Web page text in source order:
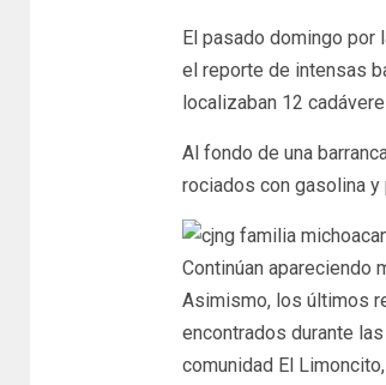
El pasado domingo por
el reporte de intensas
localizaban 12
Al fondo de una
rociados con gasolina
Continúan apareciendo
Asimismo, los últimos
encontrados durante
comunidad El